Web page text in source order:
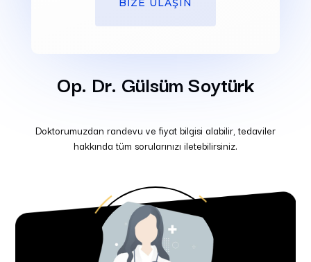
BİZE ULAŞIN
Op. Dr. Gülsüm Soytürk
Doktorumuzdan randevu ve fiyat bilgisi alabilir, tedaviler
hakkında tüm sorularınızı iletebilirsiniz.